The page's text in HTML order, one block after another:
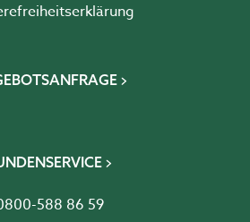
588 86 59